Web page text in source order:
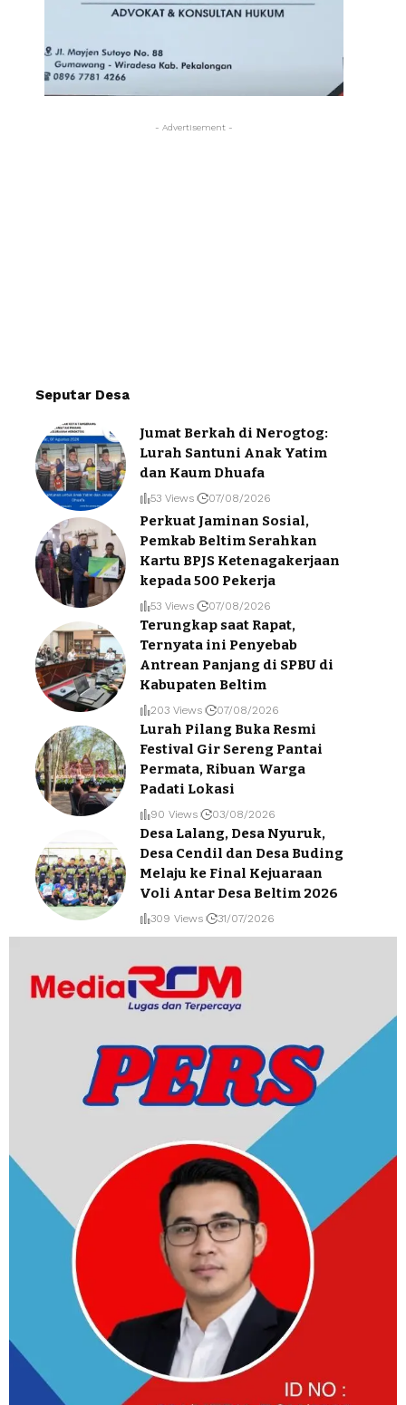
- Advertisement -
Seputar Desa
Jumat Berkah di Nerogtog:
Lurah Santuni Anak Yatim
dan Kaum Dhuafa
53 Views 07/08/2026
Perkuat Jaminan Sosial,
Pemkab Beltim Serahkan
Kartu BPJS Ketenagakerjaan
kepada 500 Pekerja
53 Views 07/08/2026
Terungkap saat Rapat,
Ternyata ini Penyebab
Antrean Panjang di SPBU di
Kabupaten Beltim
203 Views 07/08/2026
Lurah Pilang Buka Resmi
Festival Gir Sereng Pantai
Permata, Ribuan Warga
Padati Lokasi
90 Views 03/08/2026
Desa Lalang, Desa Nyuruk,
Desa Cendil dan Desa Buding
Melaju ke Final Kejuaraan
Voli Antar Desa Beltim 2026
309 Views 31/07/2026